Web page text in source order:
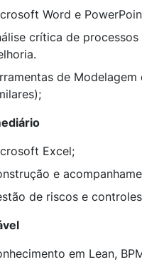
Word e
crítica de
de
Excel;
e
de riscos e
em Lean,